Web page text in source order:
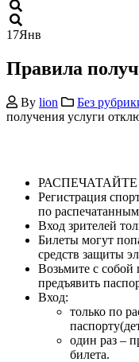
17Янв
Правила
By lion Без
получения услуги
РАСПЕЧАТАЙТЕ
Регистрация
по
Вход зрителей
Билеты могут
средств защиты
Возьмите с собой
предъявить
Вход:
только по
один раз –
билета.